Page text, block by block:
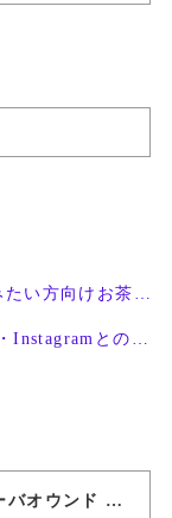
2月11日（水・祝）これからAIを使ってみたい方向けお茶会開催
【修正対応完了】AmebaOwnd Facebook・Instagramとの連携機能
札幌 AmebaOwnd アメーバオウンド 加藤敦志